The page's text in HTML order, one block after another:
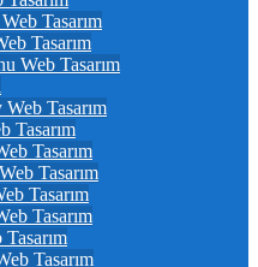
Tasarım
Tasarım
Web Tasarım
Tasarım
Tasarım
Tasarım
Tasarım
Tasarım
Tasarım
Tasarım